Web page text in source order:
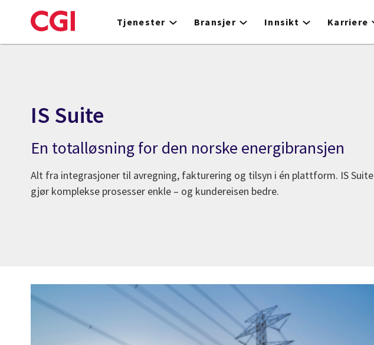
to
Tjenester Bransjer Innsikt Karriere
IS Suite
En totalløsning for den norske energibransjen
Alt fra integrasjoner til avregning, fakturering og tilsyn i én plattform. IS Suite
gjør komplekse prosesser enkle – og kundereisen bedre.